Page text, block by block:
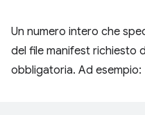
Un numero intero che
del file manifest richiesto
obbligatoria. Ad esempio: